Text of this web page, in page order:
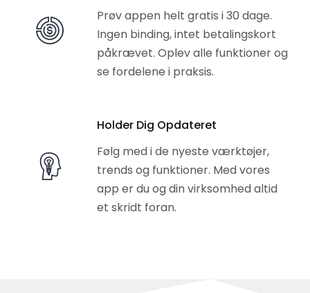
Prøv appen helt gratis i 30 dage.
Ingen binding, intet betalingskort
påkrævet. Oplev alle funktioner og
se fordelene i praksis.
Holder Dig Opdateret
Følg med i de nyeste værktøjer,
trends og funktioner. Med vores
app er du og din virksomhed altid
et skridt foran.